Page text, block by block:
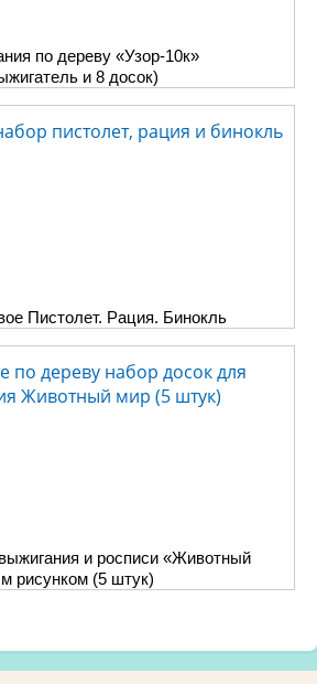
по дереву «Узор-10к»
и 8 досок)
Пистолет. Рация. Бинокль
и росписи «Животный
рисунком (5 штук)